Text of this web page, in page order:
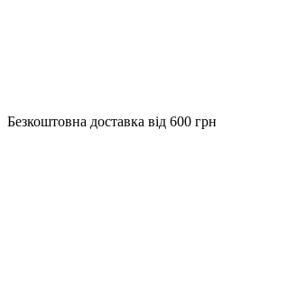
Безкоштовна доставка від 600 грн